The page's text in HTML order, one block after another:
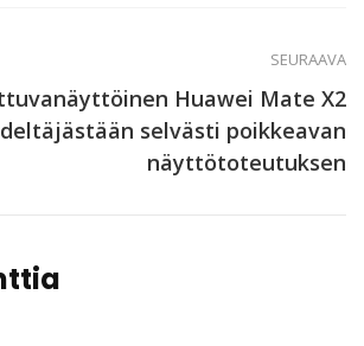
SEURAAVA
Huawei Mate X2
selvästi poikkeavan
näyttötoteutuksen